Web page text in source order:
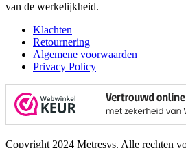
van de werkelijkheid.
Klachten
Retournering
Algemene voorwaarden
Privacy Policy
Copyright 2024 Metresys. Alle rechten